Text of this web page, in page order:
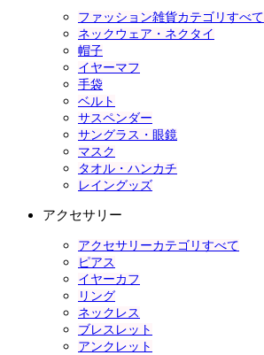
ファッション雑貨カテゴリすべて
ネックウェア・ネクタイ
帽子
イヤーマフ
手袋
ベルト
サスペンダー
サングラス・眼鏡
マスク
タオル・ハンカチ
レイングッズ
アクセサリー
アクセサリーカテゴリすべて
ピアス
イヤーカフ
リング
ネックレス
ブレスレット
アンクレット